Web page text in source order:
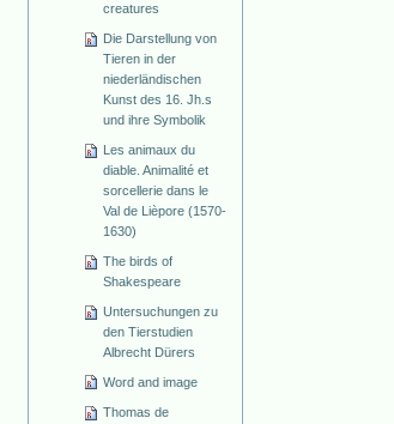
creatures
Die Darstellung von
Tieren in der
niederländischen
Kunst des 16. Jh.s
und ihre Symbolik
Les animaux du
diable. Animalité et
sorcellerie dans le
Val de Lièpore (1570-
1630)
The birds of
Shakespeare
Untersuchungen zu
den Tierstudien
Albrecht Dürers
Word and image
Thomas de